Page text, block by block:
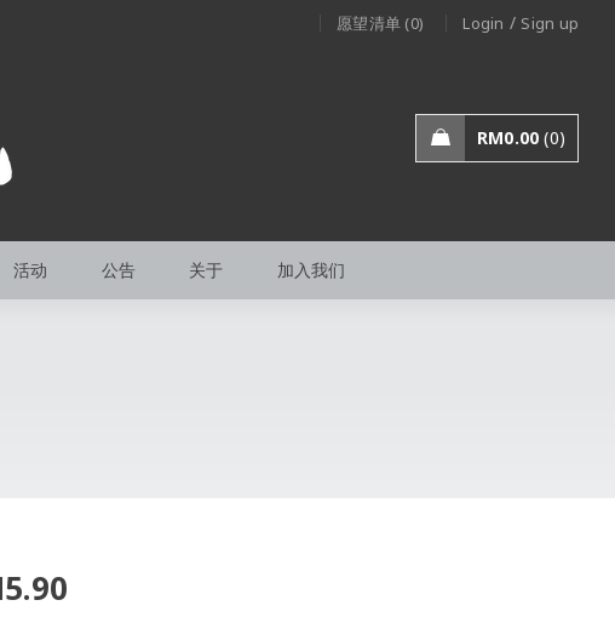
愿望清单 (0) Login / Sign up
RM0.00 0
活动 公告 关于 加入我们
5.90